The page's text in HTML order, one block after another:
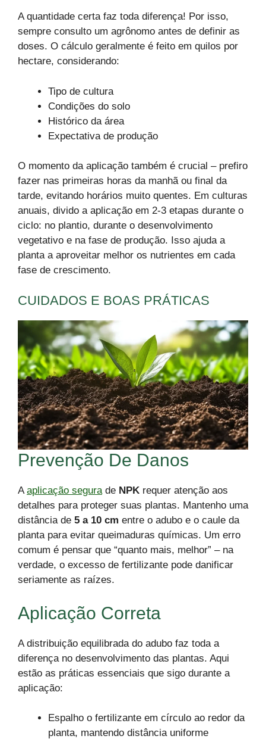
A quantidade certa faz toda diferença! Por isso,
sempre consulto um agrônomo antes de definir as
doses. O cálculo geralmente é feito em quilos por
hectare, considerando:
Tipo de cultura
Condições do solo
Histórico da área
Expectativa de produção
O momento da aplicação também é crucial – prefiro
fazer nas primeiras horas da manhã ou final da
tarde, evitando horários muito quentes. Em culturas
anuais, divido a aplicação em 2-3 etapas durante o
ciclo: no plantio, durante o desenvolvimento
vegetativo e na fase de produção. Isso ajuda a
planta a aproveitar melhor os nutrientes em cada
fase de crescimento.
CUIDADOS E BOAS PRÁTICAS
Prevenção De Danos
Aaplicação segurade NPK requer atenção aos
detalhes para proteger suas plantas. Mantenho uma
distância de 5 a 10 cm entre o adubo e o caule da
planta para evitar queimaduras químicas. Um erro
comum é pensar que “quanto mais, melhor” – na
verdade, o excesso de fertilizante pode danificar
seriamente as raízes.
Aplicação Correta
A distribuição equilibrada do adubo faz toda a
diferença no desenvolvimento das plantas. Aqui
estão as práticas essenciais que sigo durante a
aplicação:
Espalho o fertilizante em círculo ao redor da
planta, mantendo distância uniforme